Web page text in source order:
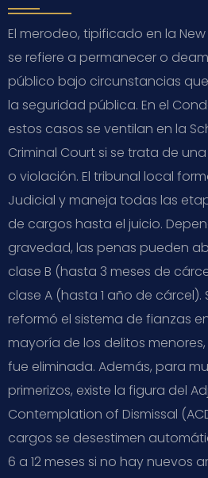
El merodeo, tipificado en la New
se refiere a permanecer o
público bajo circunstancias
la seguridad pública. En el
estos casos se ventilan en la
Criminal Court si se trata de
o violación. El tribunal local
Judicial y maneja todas las
de cargos hasta el juicio.
gravedad, las penas pueden
clase B (hasta 3 meses de
clase A (hasta 1 año de cárcel).
reformó el sistema de fianzas
mayoría de los delitos
fue eliminada. Además, para
primerizos, existe la figura del
Contemplation of Dismissal
cargos se desestimen
6 a 12 meses si no hay nuevos